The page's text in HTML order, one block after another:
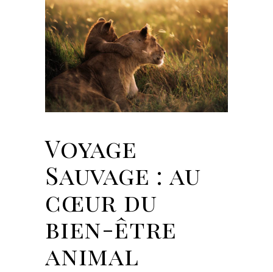
Voyage
Sauvage : au
cœur du
bien-être
animal